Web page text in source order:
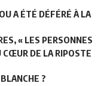
A ÉTÉ DÉFÉRÉ À LA
« LES PERSONNES
CŒUR DE LA RIPOSTE
?